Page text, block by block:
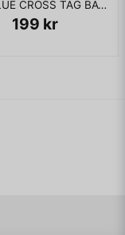
BLAZBLUE CROSS TAG BATTLE SWITCH
199 kr